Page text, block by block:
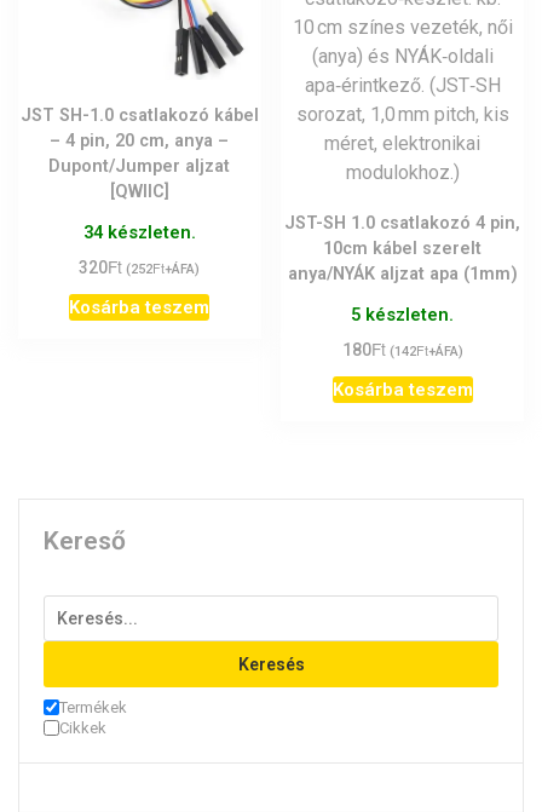
JST SH-1.0 csatlakozó kábel
– 4 pin, 20 cm, anya –
Dupont/Jumper aljzat
[QWIIC]
34 készleten.
320Ft (252Ft+ÁFA)
Kosárba teszem
JST-SH 1.0 csatlakozó 4 pin,
10cm kábel szerelt
anya/NYÁK aljzat apa (1mm)
5 készleten.
180Ft (142Ft+ÁFA)
Kosárba teszem
Kereső
Keresés
Termékek
Cikkek